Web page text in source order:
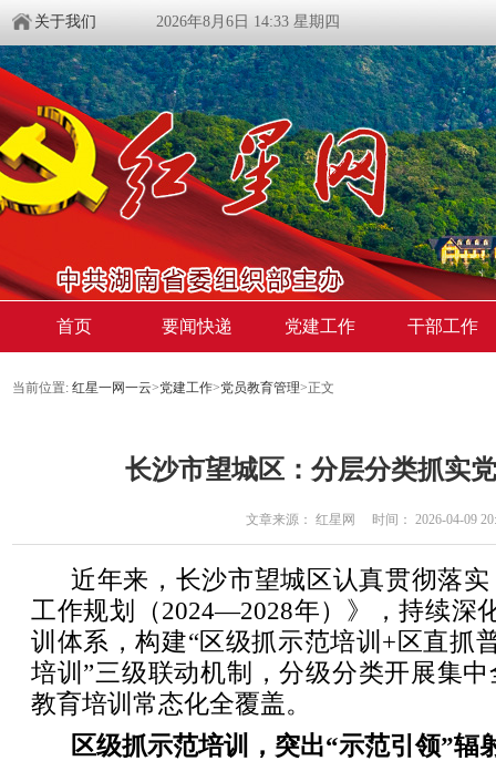
关于我们 2026年8月6日 14:33 星期四
首页 要闻快递 党建工作 干部工作
当前位置: 红星一网一云>党建工作>党员教育管理>正文
长沙市望城区：分层分类抓实
文章来源： 红星网 时间： 2026-04-09
近年来，长沙市望城区认真贯彻落
工作规划（2024—2028年）》，持续深
训体系，构建“区级抓示范培训+区直抓
培训”三级联动机制，分级分类开展集
教育培训常态化全覆盖。
区级抓示范培训，突出“示范引领”辐